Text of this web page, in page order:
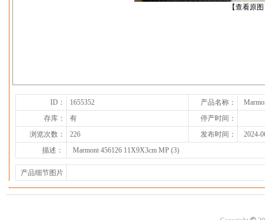
【查看原
ID： 1655352 产品名称：
存库：
有
停产时间：
浏览次数：
226 发布时间：
2024-
描述：
Marmont 456126 11X9X3cm MP (3)
产品细节图片